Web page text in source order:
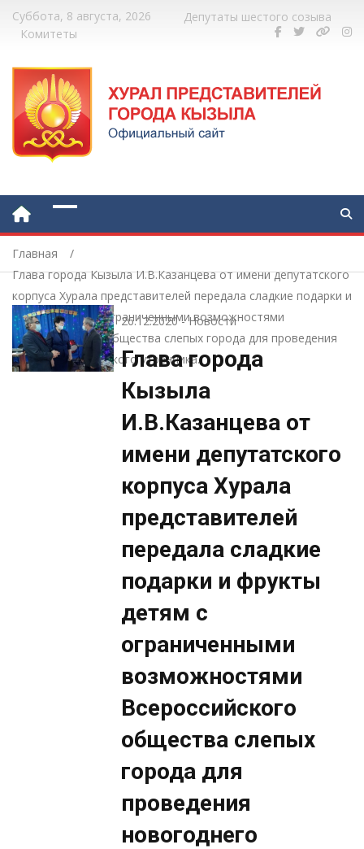
Суббота, 8 августа, 2026
Депутаты шестого созыва
Комитеты
Главная
Глава города Кызыла И.В.Казанцева от имени депутатского
корпуса Хурала представителей передала сладкие подарки и
фрукты детям с ограниченными возможностями
Всероссийского общества слепых города для проведения
новогоднего детского утренника.
26.12.2020- Новости
Глава города
Кызыла
И.В.Казанцева от
имени депутатского
корпуса Хурала
представителей
передала сладкие
подарки и фрукты
детям с
ограниченными
возможностями
Всероссийского
общества слепых
города для
проведения
новогоднего